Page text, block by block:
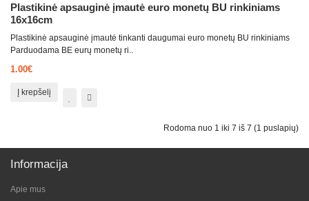
Plastikinė apsauginė įmautė euro monetų BU rinkiniams
16x16cm
Plastikinė apsauginė įmautė tinkanti daugumai euro monetų BU rinkiniams
Parduodama BE eurų monetų ri..
1.00€
Į krepšelį
Rodoma nuo 1 iki 7 iš 7 (1 puslapių)
Informacija
Apie mus